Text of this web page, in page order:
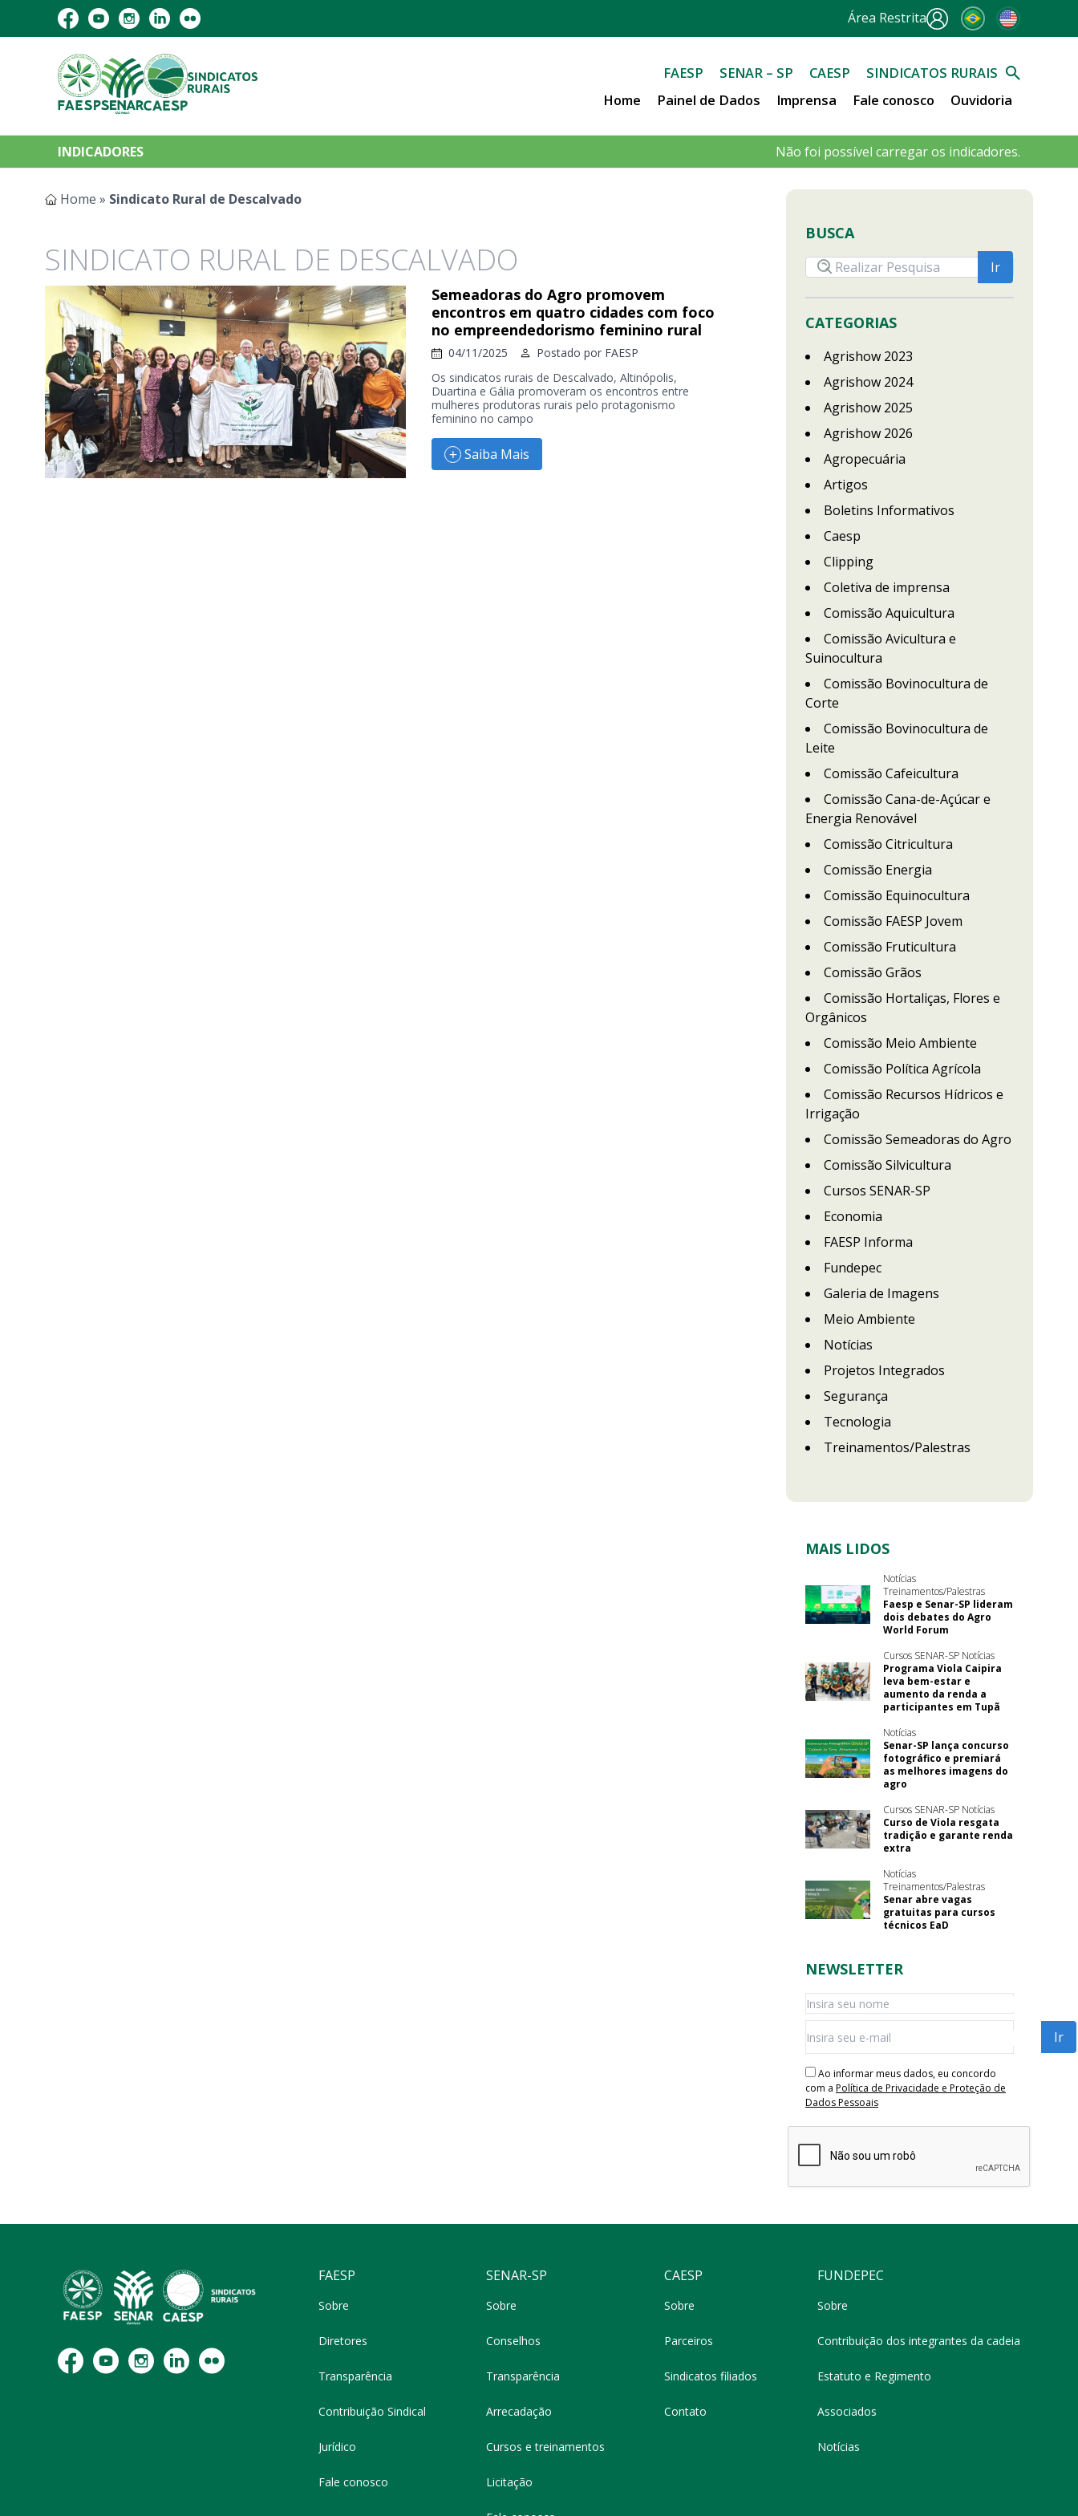
Área Restrita
FAESP SENAR – SP CAESP
SINDICATOS RURAIS
Home
Painel de Dados Imprensa Fale conosco Ouvidoria
INDICADORES Não foi possível carregar os indicadores.
Home » Sindicato Rural de Descalvado
SINDICATO RURAL DE DESCALVADO
Semeadoras do Agro promovem
encontros em quatro cidades com foco
no empreendedorismo feminino rural
04/11/2025 Postado por FAESP
Os sindicatos rurais de Descalvado, Altinópolis,
Duartina e Gália promoveram os encontros entre
mulheres produtoras rurais pelo protagonismo
feminino no campo
Saiba Mais
BUSCA
CATEGORIAS
Agrishow 2023
Agrishow 2024
Agrishow 2025
Agrishow 2026
Agropecuária
Artigos
Boletins Informativos
Caesp
Clipping
Coletiva de imprensa
Comissão Aquicultura
Comissão Avicultura e
Suinocultura
Comissão Bovinocultura de
Corte
Comissão Bovinocultura de
Leite
Comissão Cafeicultura
Comissão Cana-de-Açúcar e
Energia Renovável
Comissão Citricultura
Comissão Energia
Comissão Equinocultura
Comissão FAESP Jovem
Comissão Fruticultura
Comissão Grãos
Comissão Hortaliças, Flores e
Orgânicos
Comissão Meio Ambiente
Comissão Política Agrícola
Comissão Recursos Hídricos e
Irrigação
Comissão Semeadoras do Agro
Comissão Silvicultura
Cursos SENAR-SP
Economia
FAESP Informa
Fundepec
Galeria de Imagens
Meio Ambiente
Notícias
Projetos Integrados
Segurança
Tecnologia
Treinamentos/Palestras
MAIS LIDOS
Notícias
Treinamentos/Palestras
Faesp e Senar-SP lideram
dois debates do Agro
World Forum
Cursos SENAR-SP Notícias
Programa Viola Caipira
leva bem-estar e
aumento da renda a
participantes em Tupã
Notícias
Senar-SP lança concurso
fotográfico e premiará
as melhores imagens do
agro
Cursos SENAR-SP Notícias
Curso de Viola resgata
tradição e garante renda
extra
Notícias
Treinamentos/Palestras
Senar abre vagas
gratuitas para cursos
técnicos EaD
NEWSLETTER
Ao informar meus dados, eu concordo
com a Política de Privacidade e Proteção de
Dados Pessoais
FAESP
Sobre
Diretores
Transparência
Contribuição Sindical
Jurídico
Fale conosco
SENAR-SP
Sobre
Conselhos
Transparência
Arrecadação
Cursos e treinamentos
Licitação
CAESP
Sobre
Parceiros
Sindicatos filiados
Contato
FUNDEPEC
Sobre
Contribuição dos integrantes da cadeia
Estatuto e Regimento
Associados
Notícias